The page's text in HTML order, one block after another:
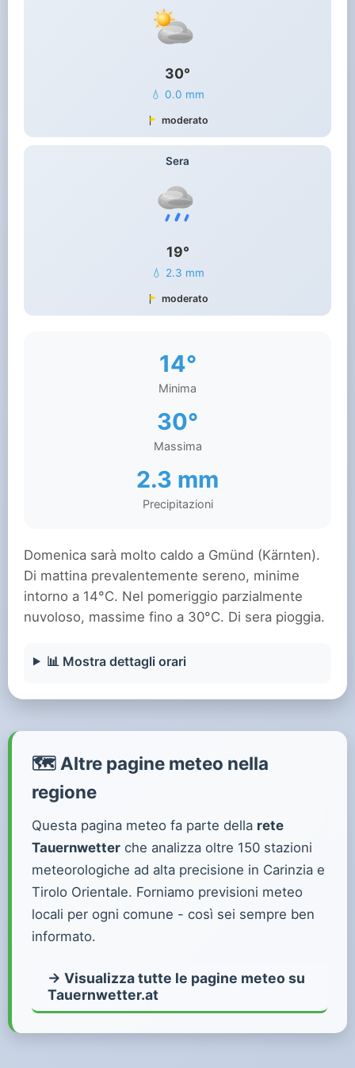
30°
💧 0.0 mm
moderato
Sera
19°
💧 2.3 mm
moderato
14°
Minima
30°
Massima
2.3 mm
Precipitazioni
Domenica sarà molto caldo a Gmünd (Kärnten).
Di mattina prevalentemente sereno, minime
intorno a 14°C. Nel pomeriggio parzialmente
nuvoloso, massime fino a 30°C. Di sera pioggia.
📊 Mostra dettagli orari
🗺️ Altre pagine meteo nella
regione
Questa pagina meteo fa parte della rete
Tauernwetter che analizza oltre 150 stazioni
meteorologiche ad alta precisione in Carinzia e
Tirolo Orientale. Forniamo previsioni meteo
locali per ogni comune - così sei sempre ben
informato.
→ Visualizza tutte le pagine meteo su
Tauernwetter.at